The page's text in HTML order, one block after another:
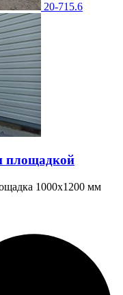
20-715.6
площадкой
1000х1200 мм